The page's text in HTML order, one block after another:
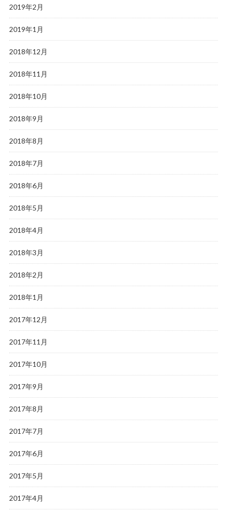
2019年2月
2019年1月
2018年12月
2018年11月
2018年10月
2018年9月
2018年8月
2018年7月
2018年6月
2018年5月
2018年4月
2018年3月
2018年2月
2018年1月
2017年12月
2017年11月
2017年10月
2017年9月
2017年8月
2017年7月
2017年6月
2017年5月
2017年4月